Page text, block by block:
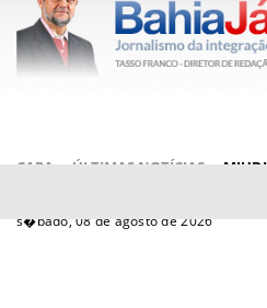
CAPA ÚLTIMAS NOTÍCIAS
s�bado, 08 de agosto de 2026